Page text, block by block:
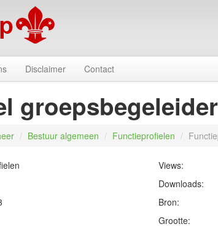
Disclaimer Contact
groepsbegeleider
/ Bestuur algemeen / Functieprofielen /
Views:
Downloads:
Bron:
Grootte: